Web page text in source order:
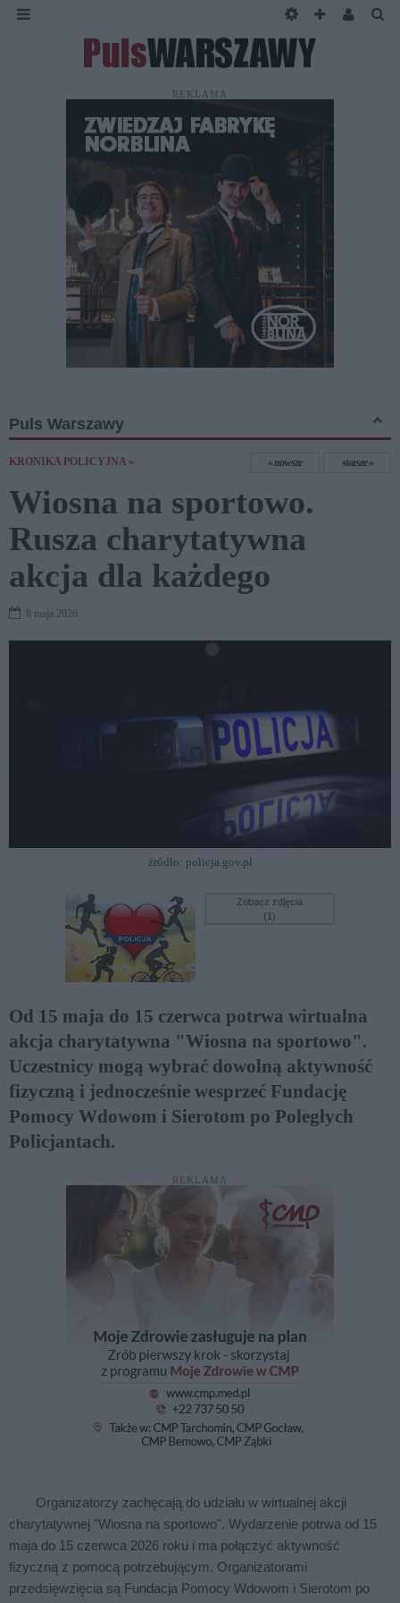
REKLAMA
Puls Warszawy
KRONIKA POLICYJNA » nowsze starsze
Wiosna na sportowo.
Rusza charytatywna
akcja dla każdego
8 maja 2026
źródło: policja.gov.pl
Zobacz zdjęcia
(1)
Od 15 maja do 15 czerwca potrwa wirtualna
akcja charytatywna "Wiosna na sportowo".
Uczestnicy mogą wybrać dowolną aktywność
fizyczną i jednocześnie wesprzeć Fundację
Pomocy Wdowom i Sierotom po Poległych
Policjantach.
REKLAMA
Organizatorzy zachęcają do udziału w wirtualnej akcji
charytatywnej "Wiosna na sportowo". Wydarzenie potrwa od 15
maja do 15 czerwca 2026 roku i ma połączyć aktywność
fizyczną z pomocą potrzebującym. Organizatorami
przedsięwzięcia są Fundacja Pomocy Wdowom i Sierotom po